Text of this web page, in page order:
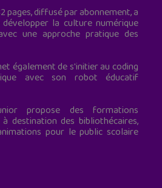
pages, diffusé par abonnement, a
la culture numérique
une approche pratique des
également de s'initier au coding
avec son robot éducatif
propose des formations
destination des bibliothécaires,
pour le public scolaire